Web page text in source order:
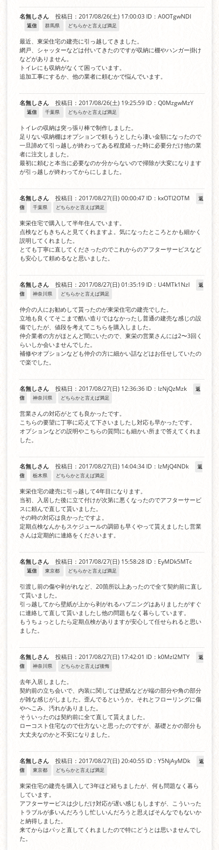
名無しさん 投稿日：2017/08/26(土) 17:00:03 ID：A0OTgwNDI
返信 群馬県 どちらかと言えば満足
最近、東栄住宅の建売に引っ越してきました。
網戸、シャッターなどは付いてきたのですが収納に棚やハンガー掛け
などがありません。
トイレにも収納がなくて困っています。
追加工事にするか、他の業者に頼むかで悩んでいます。
名無しさん 投稿日：2017/08/26(土) 19:25:59 ID：Q0MzgwMzY
返信 千葉県 どちらかと言えば満足
トイレの収納は突っ張り棒で制作しました。
足りない収納棚はオプションで頼もうとしたら凄い金額になったので
一旦諦めて引っ越しが終わってある程度経った時に必要分だけ他の業
者に注文しました。
最初に頼むと本当に必要なのか分からないので掃除が大変になります
が引っ越しが終わってからにしました。
名無しさん 投稿日：2017/08/27(日) 00:00:47 ID：kxOTI2OTM
返
信
千葉県 どちらかと言えば満足
東栄住宅で購入して半年住んでいます。
点検などもきちんと見てくれますよ。気になったところとかも細かく
説明してくれました。
とても丁寧に直してくださったのでこれからのアフターサービスなど
も安心して頼めるなと思いました。
名無しさん 投稿日：2017/08/27(日) 01:35:19 ID：U4MTk1NzI
返
信
神奈川県 どちらかと言えば満足
仲介の人にお勧めして貰ったのが東栄住宅の建売でした。
立地も良くてそこまで酷い造りではなかったし普通の建売な感じの設
備でしたが、値段を考えてこちらを購入しました。
仲介業者の方がほとんど間にいたので、東栄の営業さんには2〜3回く
らいしか会いませんでした。
補修やオプションなども仲介の方に細かい話などはお任せしていたの
で楽でした。
名無しさん 投稿日：2017/08/27(日) 12:36:36 ID：IzNjQzMzk
返
信
神奈川県 どちらかと言えば満足
営業さんの対応がとても良かったです。
こちらの要望に丁寧に応えて下さいましたし対応も早かったです。
オプションなどの説明やこちらの質問にも細かい所まで答えてくれま
した。
名無しさん 投稿日：2017/08/27(日) 14:04:34 ID：IzMjQ4NDk
返
信
栃木県 どちらかと言えば満足
東栄住宅の建売に引っ越して4年目になります。
当初、入居した後に立て付けが次第に悪くなったのでアフターサービ
スに頼んで直して貰いました。
その時の対応は良かったですよ。
定期点検なんかもスケジュールの調節も早くやって貰えましたし営業
さんは定期的に連絡をくださいます。
名無しさん 投稿日：2017/08/27(日) 15:58:28 ID：EyMDk5MTc
返信 東京都 どちらかと言えば満足
引渡し前の傷や剥がれなど、20箇所以上あったので全て契約前に直し
て貰いました。
引っ越してから壁紙が上から剥がれるハプニングはありましたがすぐ
に連絡して直して貰いましたし他の問題もなく暮らしています。
もうちょっとしたら定期点検がありますが安心して任せられると思い
ました。
名無しさん 投稿日：2017/08/27(日) 17:42:01 ID：k0MzI2MTY
返
信
神奈川県 どちらかと言えば後悔
去年入居しました。
契約前の立ち会いで、内装に関しては壁紙などが端の部分や角の部分
が雑な感じがしました。歪んでるというか。それとフローリングに傷
やへこみ、汚れがありました。
そういったのは契約前に全て直して貰えました。
ローコスト住宅なので仕方ないと思ったのですが、基礎とかの部分も
大丈夫なのかと不安になりました。
名無しさん 投稿日：2017/08/27(日) 20:40:55 ID：Y5NjAyMDk
返
信
東京都 どちらかと言えば満足
東栄住宅の建売を購入して3年ほど経ちましたが、何も問題なく暮ら
しています。
アフターサービスは少しだけ対応が遅い感じもしますが、こういった
トラブルが多いんだろうし忙しいんだろうと思えばそんなでもないか
と納得しました。
来てからはパッと直してくれましたので特にどうとは思いませんでし
た。